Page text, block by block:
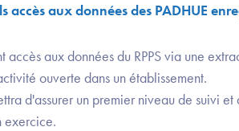
accès aux données des PADHUE
accès aux données du RPPS via une
ouverte dans un établissement.
d'assurer un premier niveau de suivi
exercice.